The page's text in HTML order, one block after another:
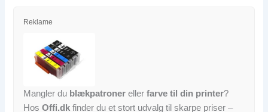
Reklame
Mangler du blækpatroner ellerfarve til din printer?
HosOffi.dk finder du et stort udvalg til skarpe priser –